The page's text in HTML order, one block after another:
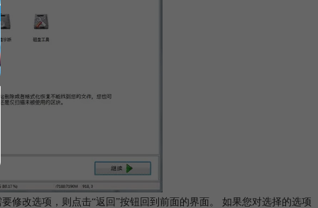
修改选项，则点击“返回”按钮回到前面的界面。 如果您对选择的选项